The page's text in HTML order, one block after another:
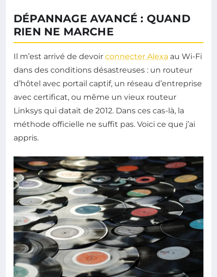
DÉPANNAGE AVANCÉ : QUAND
RIEN NE MARCHE
Il m’est arrivé de devoir connecter Alexa au Wi-Fi
dans des conditions désastreuses : un routeur
d’hôtel avec portail captif, un réseau d’entreprise
avec certificat, ou même un vieux routeur
Linksys qui datait de 2012. Dans ces cas-là, la
méthode officielle ne suffit pas. Voici ce que j’ai
appris.